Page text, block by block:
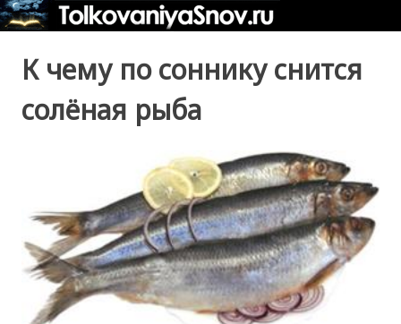
К чему по соннику снится
солёная рыба